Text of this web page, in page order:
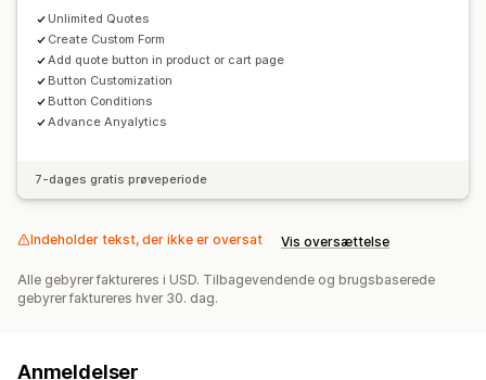
Unlimited Quotes
Create Custom Form
Add quote button in product or cart page
Button Customization
Button Conditions
Advance Anyalytics
7-dages gratis prøveperiode
Indeholder tekst, der ikke er oversat Vis oversættelse
Alle gebyrer faktureres i USD. Tilbagevendende og brugsbaserede
gebyrer faktureres hver 30. dag.
Anmeldelser